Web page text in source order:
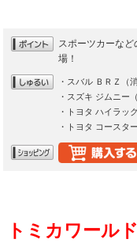
スポーツカーな
場！
・スバル ＢＲＺ（
・スズキ ジムニー
・トヨタ ハイラッ
・トヨタ コースタ
トミカワールド